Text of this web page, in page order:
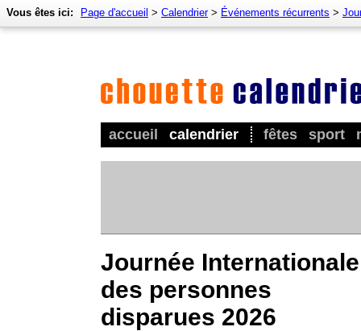
accueil calendrier fêtes sport
Vous êtes ici: Page d'accueil > Calendrier> Événements récurrents >
Journée Internationale
des personnes
disparues 2026